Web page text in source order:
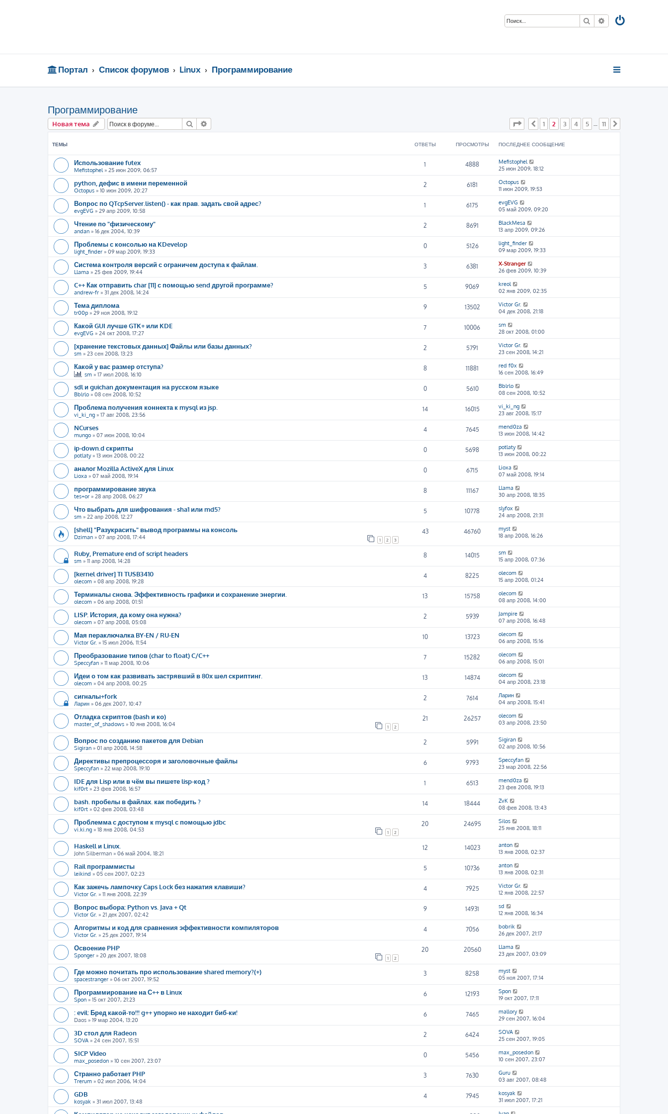
Поиск Расширенный
Портал Список форумов Linux Программирование
Программирование
Новая тема Поиск Страница из
Пред.
1 2 3 4 5 … 11
ТЕМЫ ОТВЕТЫ ПРОСМОТРЫ ПОСЛЕДНЕЕ СООБЩЕНИЕ
Использование futex
Mefistophel» 25 июн 2009, 06:57
1 4888
Mefistophel
25 июн 2009, 18:12
python, дефис в имени переменной
Octopus » 10 июн 2009, 20:27
2 6181
Octopus
11 июн 2009, 19:53
Вопрос по QTcpServer.listen() - как прав. задать свой адрес?
evgEVG » 29 апр 2009, 10:58
1 6175
evgEVG
05 май 2009, 09:20
Чтение по "физическому"
andan » 16 дек 2004, 10:39
2 8691
BlackMesa
13 апр 2009, 09:26
Проблемы с консолью на KDevelop
light_finder » 09 мар 2009, 19:33
0 5126
light_finder
09 мар 2009, 19:33
Система контроля версий с ограничем доступа к файлам.
Llama » 25 фев 2009, 19:44
3 6381
X-Stranger
26 фев 2009, 10:39
C++ Как отправить char [11] с помощью send другой программе?
andrew-fr » 31 дек 2008, 14:24
5 9069
kreol
02 янв 2009, 02:35
Тема диплома
tr00p » 29 ноя 2008, 19:12
9 13502
Victor Gr.
04 дек 2008, 21:18
Какой GUI лучше GTK+ или KDE
evgEVG » 24 окт 2008, 17:27
7 10006
sm
28 окт 2008, 01:00
[хранение текстовых данных] Файлы или базы данных?
sm » 23 сен 2008, 13:23
2 5791
Victor Gr.
23 сен 2008, 14:21
Какой у вас размер отступа?
sm » 17 июл 2008, 16:10
8 11881
red f0x
16 сен 2008, 16:49
sdl и guichan документация на русском языке
Bblrlo » 08 сен 2008, 10:52
0 5610
Bblrlo
08 сен 2008, 10:52
Проблема получения коннекта к mysql из jsp.
vi_ki_ng » 17 авг 2008, 23:56
14 16015
vi_ki_ng
23 авг 2008, 15:17
NCurses
mungo » 07 июн 2008, 10:04
4 7645
mend0za
13 июн 2008, 14:42
ip-down.d скрипты
potlaty» 13 июн 2008, 00:22
0 5698
potlaty
13 июн 2008, 00:22
аналог Mozilla ActiveX для Linux
Lioxa » 07 май 2008, 19:14
0 6715
Lioxa
07 май 2008, 19:14
программирование звука
tes+or » 28 апр 2008, 06:27
8 11167
Llama
30 апр 2008, 18:35
Что выбрать для шифрования - sha1 или md5?
sm » 22 апр 2008, 12:27
5 10778
slyfox
24 апр 2008, 21:31
[shell] "Разукрасить" вывод программы на консоль
Dziman » 07 апр 2008, 17:44 1 2 3
43 46760
myst
18 апр 2008, 16:26
Ruby, Premature end of script headers
sm » 11 апр 2008, 14:28
8 14015
sm
15 апр 2008, 07:36
[kernel driver] TI TUSB3410
olecom » 08 апр 2008, 19:28
4 8225
olecom
15 апр 2008, 01:24
Терминалы снова. Эффективность графики и сохранение энергии.
olecom » 06 апр 2008, 01:51
13 15758
olecom
08 апр 2008, 14:00
LISP. История, да кому она нужна?
olecom » 07 апр 2008, 05:08
2 5939
Jampire
07 апр 2008, 16:48
Мая пераключалка BY-EN / RU-EN
Victor Gr. » 15 июл 2006, 11:54
10 13723
olecom
06 апр 2008, 15:16
Преобразование типов (char to float) C/C++
Speccyfan » 11 мар 2008, 10:06
7 15282
olecom
06 апр 2008, 15:01
Идеи о том как развивать застрявший в 80х шел скриптинг.
olecom » 04 апр 2008, 00:25
13 14874
olecom
04 апр 2008, 23:18
сигналы+fork
Ларин » 06 дек 2007, 10:47
2 7614
Ларин
04 апр 2008, 15:41
Отладка скриптов (bash и ко)
master_of_shadows » 10 янв 2008, 16:04 1 2
21 26257
olecom
03 апр 2008, 23:50
Вопрос по созданию пакетов для Debian
Sigiran » 01 апр 2008, 14:58
2 5991
Sigiran
02 апр 2008, 10:56
Директивы препроцессоря и заголовочные файлы
Speccyfan » 22 мар 2008, 19:10
6 9793
Speccyfan
23 мар 2008, 22:56
IDE для Lisp или в чём вы пишете lisp-код ?
kif0rt » 23 фев 2008, 16:57
1 6513
mend0za
23 фев 2008, 19:13
bash. пробелы в файлах. как победить ?
kif0rt » 02 фев 2008, 03:48
14 18444
ZvK
08 фев 2008, 13:43
Проблемма с доступом к mysql с помощью jdbc
vi.ki.ng » 18 янв 2008, 04:53 1 2
20 24695
Silos
25 янв 2008, 18:11
Haskell и Linux.
John Silberman » 06 май 2004, 18:21
12 14023
anton
13 янв 2008, 02:37
Rail программисты
leikind » 05 сен 2007, 02:23
5 10736
anton
13 янв 2008, 02:31
Как зажечь лампочку Caps Lock без нажатия клавиши?
Victor Gr. » 11 янв 2008, 22:39
4 7925
Victor Gr.
12 янв 2008, 22:57
Вопрос выбора: Python vs. Java + Qt
Victor Gr. » 21 дек 2007, 02:42
9 14931
sd
12 янв 2008, 16:34
Алгоритмы и код для сравнения эффективности компиляторов
Victor Gr. » 25 дек 2007, 19:14
4 7056
bobrik
26 дек 2007, 21:17
Освоение PHP
Sponger » 20 дек 2007, 18:08 1 2
20 20560
Llama
23 дек 2007, 03:09
Где можно почитать про использование shared memory?(+)
spacestranger » 06 окт 2007, 19:52
3 8258
myst
05 ноя 2007, 17:14
Программирование на С++ в Linux
Spon » 15 окт 2007, 21:23
6 12193
Spon
19 окт 2007, 17:11
: evil: Бред какой-то!!! g++ упорно не находит биб-ки!
Daos » 19 мар 2004, 13:20
6 7465
mallory
29 сен 2007, 16:04
3D стол для Radeon
SOVA » 24 сен 2007, 15:51
2 6424
SOVA
25 сен 2007, 19:05
SICP Video
max_posedon » 10 сен 2007, 23:07
0 5456
max_posedon
10 сен 2007, 23:07
Странно работает PHP
Trerum » 02 июл 2006, 14:04
3 7630
Guru
03 авг 2007, 08:48
GDB
kosyak » 31 июл 2007, 13:48
4 7945
kosyak
31 июл 2007, 17:21